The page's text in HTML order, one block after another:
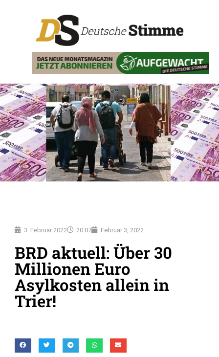
3. Februar 2022 20:07 Februar 3, 2022
BRD aktuell: Über 30
Millionen Euro
Asylkosten allein in
Trier!